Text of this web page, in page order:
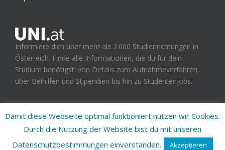
Informiere dich über mehr als 2.000 Studienrichtungen in
Österreich. Finde alle Informationen, die du für dein
Studium benötigst: von Details zum Aufnahmeverfahren,
über Beihilfen und Stipendien bis hin zu Studentenjobs.
UNI.at - Studienplattform für Österreich
Damit diese Webseite optimal funktioniert nutzen wir Cookies.
Durch die Nutzung der Website bist du mit unseren
Datenschutzbestimmungen einverstanden.
Akzeptieren